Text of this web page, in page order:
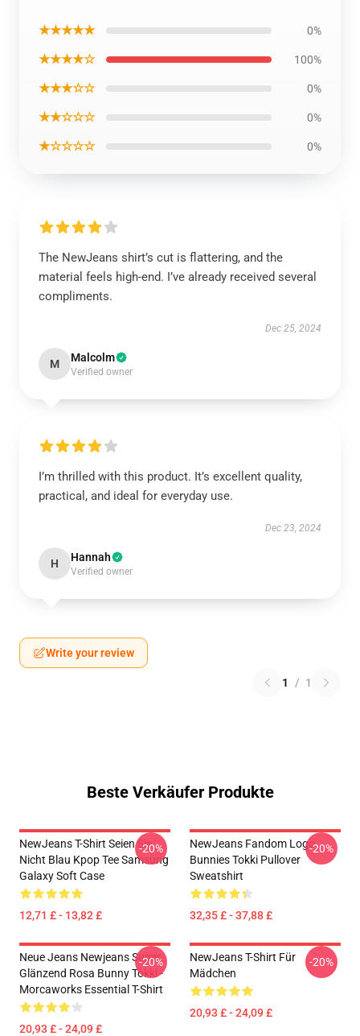
★★★★★ 0%
★★★★☆ 100%
★★★☆☆ 0%
★★☆☆☆ 0%
★☆☆☆☆ 0%
The NewJeans shirt’s cut is flattering, and the
material feels high-end. I’ve already received several
compliments.
Dec 25, 2024
M Malcolm
Verified owner
I’m thrilled with this product. It’s excellent quality,
practical, and ideal for everyday use.
Dec 23, 2024
H Hannah
Verified owner
Write your review
1 / 1
Beste Verkäufer Produkte
NewJeans T-Shirt Seien Sie
Nicht Blau Kpop Tee Samsung
Galaxy Soft Case
12,71 £ - 13,82 £
-20%
NewJeans Fandom Logo
Bunnies Tokki Pullover
Sweatshirt
32,35 £ - 37,88 £
-20%
Neue Jeans Newjeans Super
Glänzend Rosa Bunny Tokki -
Morcaworks Essential T-Shirt
20,93 £ - 24,09 £
-20%
NewJeans T-Shirt Für
Mädchen
20,93 £ - 24,09 £
-20%